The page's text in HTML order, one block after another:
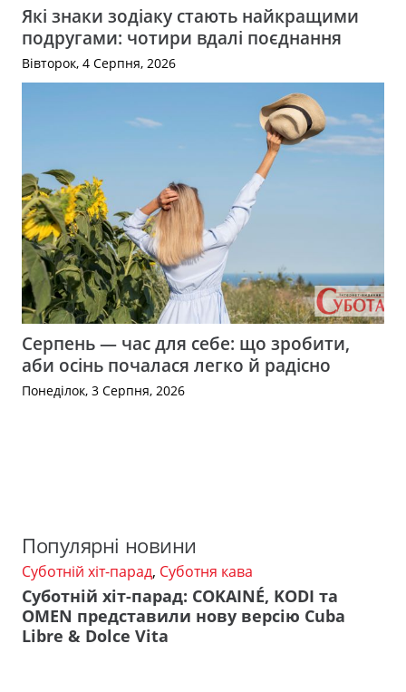
Які знаки зодіаку стають найкращими
подругами: чотири вдалі поєднання
Вівторок, 4 Серпня, 2026
Серпень — час для себе: що зробити,
аби осінь почалася легко й радісно
Понеділок, 3 Серпня, 2026
Популярні новини
Суботній хіт-парад, Суботня кава
Суботній хіт-парад: COKAINÉ, KODI та
OMEN представили нову версію Cuba
Libre & Dolce Vita